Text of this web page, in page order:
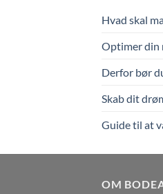
Hvad skal
Optimer din
Derfor bør
Skab dit
Guide til at
OM